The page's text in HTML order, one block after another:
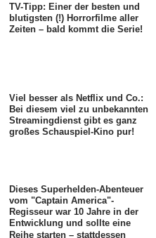
TV-Tipp: Einer der besten und
blutigsten (!) Horrorfilme aller
Zeiten – bald kommt die Serie!
Viel besser als Netflix und Co.:
Bei diesem viel zu unbekannten
Streamingdienst gibt es ganz
großes Schauspiel-Kino pur!
Dieses Superhelden-Abenteuer
vom "Captain America"-
Regisseur war 10 Jahre in der
Entwicklung und sollte eine
Reihe starten – stattdessen